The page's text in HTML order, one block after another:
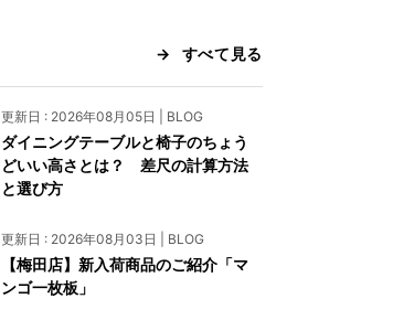
よくあるご質問
お問い合わせ
資料請求
すべて見る
更新日 : 2026年08月05日 | BLOG
ダイニングテーブルと椅子のちょう
どいい高さとは？ 差尺の計算方法
と選び方
更新日 : 2026年08月03日 | BLOG
【梅田店】新入荷商品のご紹介「マ
ンゴ一枚板」